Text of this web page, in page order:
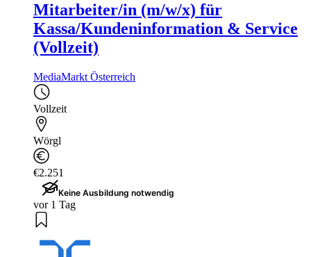
Mitarbeiter/in (m/w/x) für
Kassa/Kundeninformation & Service
(Vollzeit)
MediaMarkt Österreich
Vollzeit
Wörgl
€2.251
Keine Ausbildung notwendig
vor 1 Tag